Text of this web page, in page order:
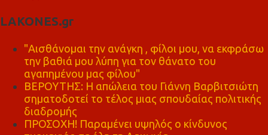
LAKONES.gr
"Αισθάνομαι την ανάγκη , φίλοι μου, να εκφράσω
την βαθιά μου λύπη για τον θάνατο του
αγαπημένου μας φίλου"
ΒΕΡΟΥΤΗΣ: Η απώλεια του Γιάννη Βαρβιτσιώτη
σηματοδοτεί το τέλος μιας σπουδαίας πολιτικής
διαδρομής
ΠΡΟΣΟΧΗ! Παραμένει υψηλός ο κίνδυνος